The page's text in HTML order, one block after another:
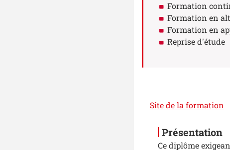
Formation
Formation en
Formation en
Reprise d'étude
Site de la formation
Présentation
Ce diplôme